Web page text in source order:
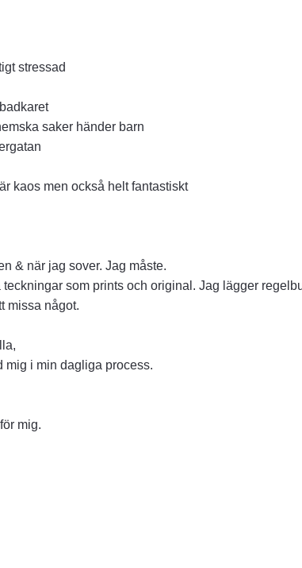
stressad
saker händer barn
kaos men också helt fantastiskt
& när jag sover. Jag måste.
teckningar som prints och original. Jag lägger
missa något.
mig i min dagliga process.
mig.